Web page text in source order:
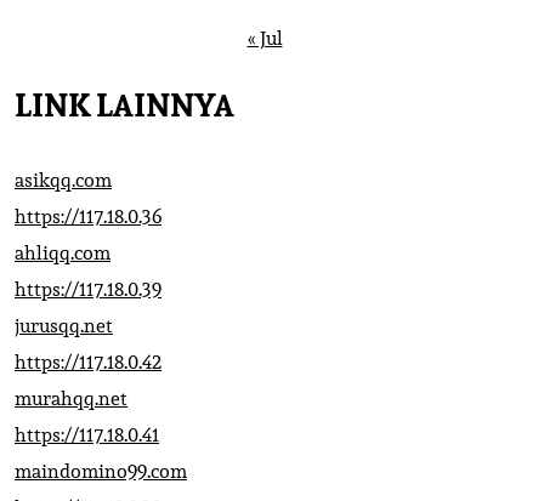
« Jul
LINK LAINNYA
asikqq.com
https://117.18.0.36
ahliqq.com
https://117.18.0.39
jurusqq.net
https://117.18.0.42
murahqq.net
https://117.18.0.41
maindomino99.com